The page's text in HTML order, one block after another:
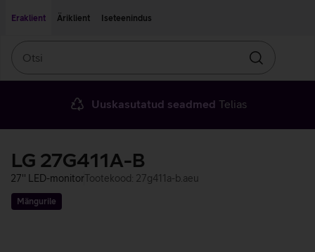
Eraklient
Äriklient Iseteenindus
Otsin
Uuskasutatud seadmed Telias
LG 27G411A-B
27'' LED-monitorTootekood: 27g411a-b.aeu
Mängurile